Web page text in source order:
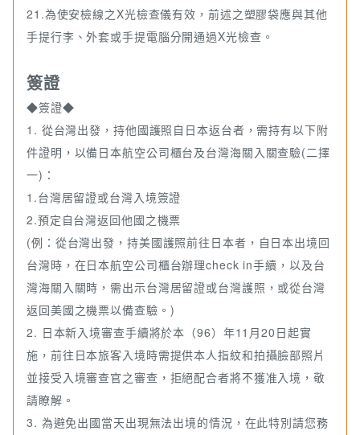
21.為使安檢線之X光檢查儀有效，前述之塑膠袋應與其他
手提行李、外套或手提電腦分開通過X光檢查。
簽證
◆簽證◆
1. 從台灣出發，持他國護照自日本返台者，需持有以下附
件證明，以備日本航空公司櫃台及台灣海關入關查驗(二擇
一)：
1.台灣居留證或台灣入境簽證
2.預定自台灣返回他國之機票
(例：從台灣出發，持美國護照前往日本者，自日本出境回
台灣時，在日本航空公司櫃台辦理check in手續，以及台
灣海關入關時，需出示台灣居留證或台灣護照，或從台灣
返回美國之機票以備查驗。)
2. 日本新入境審查手續將於本（96）年11月20日起實
施，前往日本旅客入境時需提供本人指紋和拍攝臉部照片
並接受入境審查官之審查，拒絕配合者將不獲准入境，敬
請瞭解。
3. 為避免出國當天出現無法出境的情況，在此特別請您務